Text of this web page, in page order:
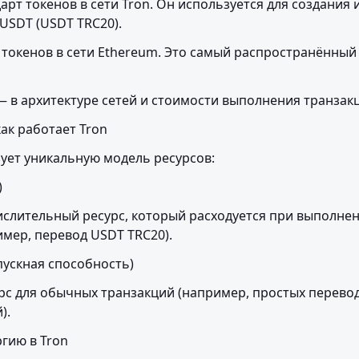
токенов в сети Tron. Он используется для создания
(USDT TRC20).
в сети Ethereum. Это самый распространённый
в архитектуре сетей и стоимости выполнения
работает Tron
уникальную модель ресурсов:
ресурс, который расходуется при
перевод USDT TRC20).
способность)
для обычных транзакций (например, простых
в Tron